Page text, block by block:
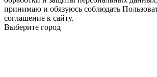
принимаю и обязуюсь соблюдать
соглашение к сайту.
Выберите город